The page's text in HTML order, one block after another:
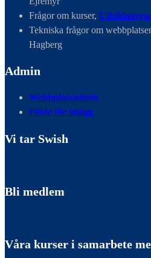
Frågor om kurser,
Tekniska frågor om
Hagberg
Admin
Webbplatsadmin
Flöde för inlägg
Vi tar Swish
Bli medlem
Våra kurser i samarbete